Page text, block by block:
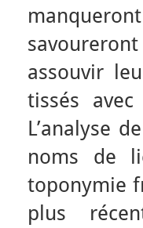
assouvir
tissés
L’analyse
noms de
toponymie
plus